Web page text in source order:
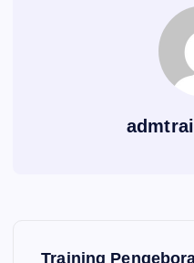
Training